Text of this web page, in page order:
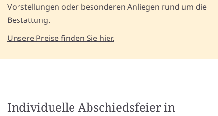
Vorstellungen oder besonderen Anliegen rund um die
Bestattung.
Unsere Preise finden Sie hier.
Individuelle Abschiedsfeier in